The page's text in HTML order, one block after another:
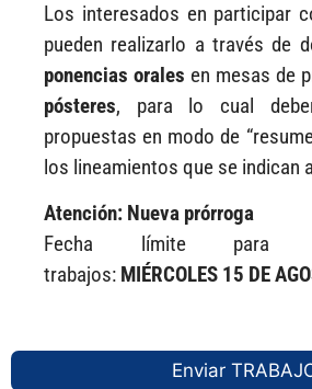
Enviar
Los interesados en participar
pueden realizarlo a través de
ponencias orales en mesas de
pósteres, para lo cual
propuestas en modo de
los lineamientos que se indican
Atención: Nueva prórroga
Fecha límite para
trabajos: MIÉRCOLES 15 DE